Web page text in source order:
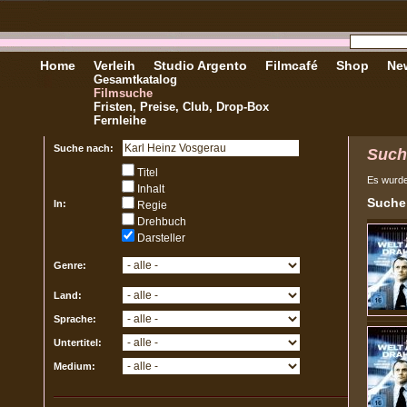
Home Verleih
Gesamtkatalog
Filmsuche
Fristen, Preise, Club, Drop-Box
Fernleihe
Studio Argento Filmcafé Shop
Suche nach:
In:
Titel
Inhalt
Regie
Drehbuch
Darsteller
Genre:
Land:
Sprache:
Untertitel:
Medium:
Es